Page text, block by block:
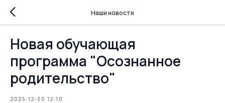
Наши новости
Новая обучающая
программа "Осознанное
родительство"
2025-12-30 12:10